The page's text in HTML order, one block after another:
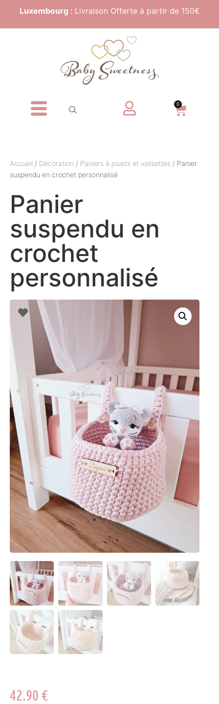
Luxembourg : Livraison Offerte à partir de 150€
0
Accueil / Décoration / Paniers à jouets et valisettes / Panier
suspendu en crochet personnalisé
Panier
suspendu en
crochet
personnalisé
42.90 €